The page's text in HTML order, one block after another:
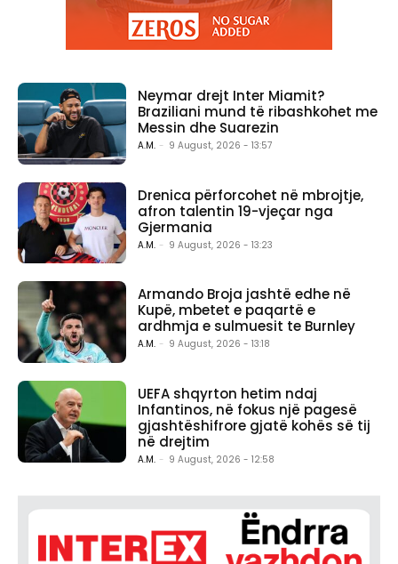
Neymar drejt Inter Miamit?
Braziliani mund të ribashkohet me
Messin dhe Suarezin
A.M. - 9 August, 2026 - 13:57
Drenica përforcohet në mbrojtje,
afron talentin 19-vjeçar nga
Gjermania
A.M. - 9 August, 2026 - 13:23
Armando Broja jashtë edhe në
Kupë, mbetet e paqartë e
ardhmja e sulmuesit te Burnley
A.M. - 9 August, 2026 - 13:18
UEFA shqyrton hetim ndaj
Infantinos, në fokus një pagesë
gjashtëshifrore gjatë kohës së tij
në drejtim
A.M. - 9 August, 2026 - 12:58